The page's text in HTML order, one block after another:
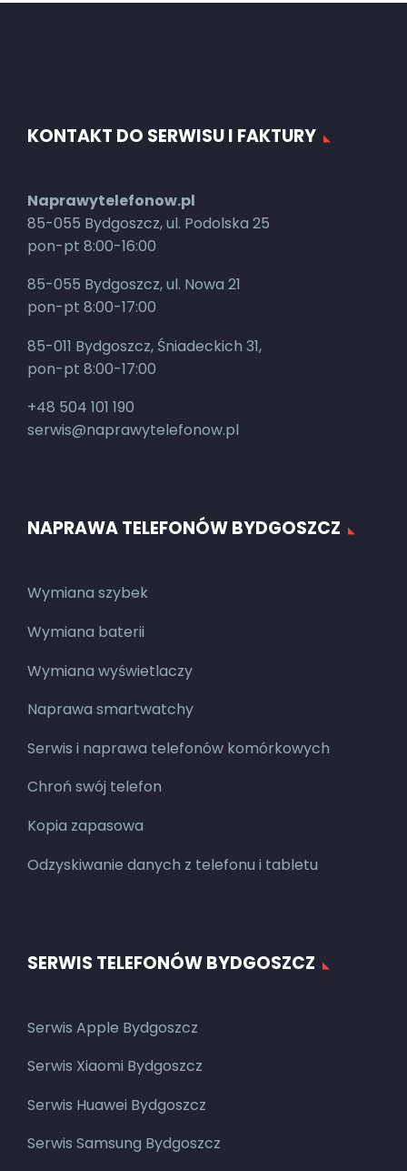
KONTAKT DO SERWISU I FAKTURY
Naprawytelefonow.pl
85-055 Bydgoszcz, ul. Podolska 25
pon-pt 8:00-16:00
85-055 Bydgoszcz, ul. Nowa 21
pon-pt 8:00-17:00
85-011 Bydgoszcz, Śniadeckich 31,
pon-pt 8:00-17:00
+48 504 101 190
serwis@naprawytelefonow.pl
NAPRAWA TELEFONÓW BYDGOSZCZ
Wymiana szybek
Wymiana baterii
Wymiana wyświetlaczy
Naprawa smartwatchy
Serwis i naprawa telefonów komórkowych
Chroń swój telefon
Kopia zapasowa
Odzyskiwanie danych z telefonu i tabletu
SERWIS TELEFONÓW BYDGOSZCZ
Serwis Apple Bydgoszcz
Serwis Xiaomi Bydgoszcz
Serwis Huawei Bydgoszcz
Serwis Samsung Bydgoszcz